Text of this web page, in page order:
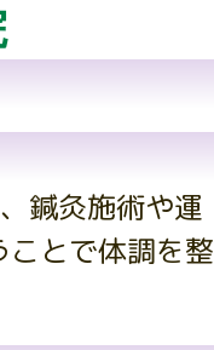
鍼灸施術や運
とで体調を整